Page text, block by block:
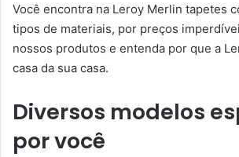
Você encontra na Leroy Merlin tapetes
tipos de materiais, por preços
nossos produtos e entenda por que a
casa da sua casa.
Diversos modelos
por você